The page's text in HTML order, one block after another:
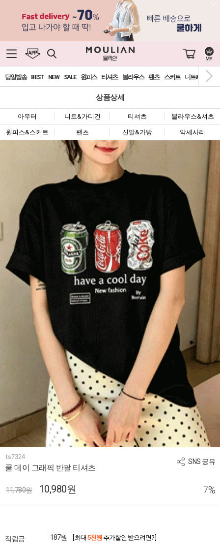
당일발송 BEST NEW SALE 원피스 티셔츠 블라우스 팬츠 스커트 니트&가디건
상품상세
아우터 니트&가디건 티셔츠 블라우스&셔츠
원피스&스커트 팬츠 신발&가방 악세사리
SNS 공유
ts7324
쿨 데이 그래픽 반팔 티셔츠
11,780원 10,980원 7%
적립금 187원 [ 최대 5천원 추가할인 받으려면? ]